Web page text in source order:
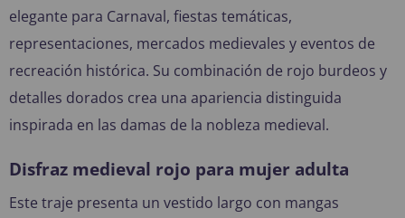
elegante para Carnaval, fiestas temáticas,
representaciones, mercados medievales y eventos de
recreación histórica. Su combinación de rojo burdeos y
detalles dorados crea una apariencia distinguida
inspirada en las damas de la nobleza medieval.
Disfraz medieval rojo para mujer adulta
Este traje presenta un vestido largo con mangas